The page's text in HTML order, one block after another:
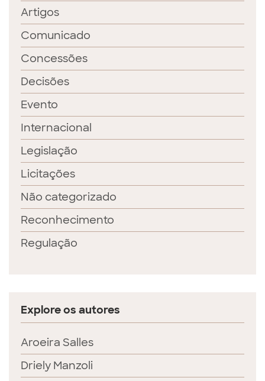
Artigos
Comunicado
Concessões
Decisões
Evento
Internacional
Legislação
Licitações
Não categorizado
Reconhecimento
Regulação
Explore os autores
Aroeira Salles
Driely Manzoli